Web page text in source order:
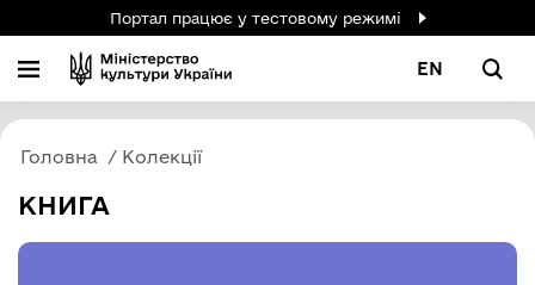
Портал працює у тестовому режимі
EN
Головна Колекції
КНИГА